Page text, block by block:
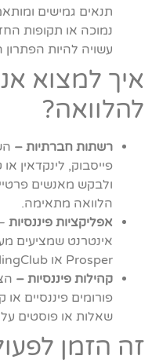
תנאים גמישים
נמוכה או תקופות
עשויה להיות
איך למצוא
להלוואה?
רשתות חברתיות –
פייסבוק, לינקדאין
ולבקש מאנשים
הלוואה מתאימה.
אפליקציות פיננסיות
אינטרנט שמציעים
Prosper או LendingClub.
קהילות פיננסיות –
פורומים פיננסיים
שאלות או פוסטים
זה הזמן